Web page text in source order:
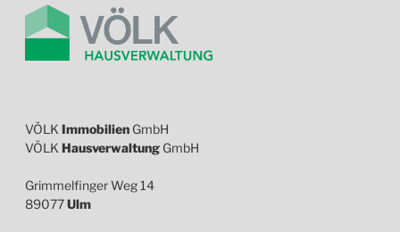
VÖLK Immobilien GmbH
VÖLK Hausverwaltung GmbH
Grimmelfinger Weg 14
89077Ulm